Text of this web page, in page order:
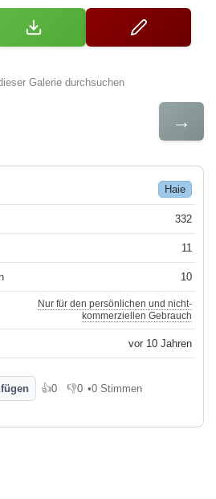
Galerie durchsuchen
→
Haie
332
11
10
Nur für den persönlichen und nicht-
kommerziellen Gebrauch
vor 10 Jahren
👍0
Gefällt mir
👎0
Gefällt mir nicht
•0 Stimmen